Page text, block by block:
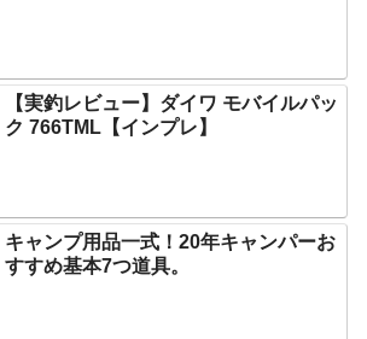
【実釣レビュー】ダイワ モバイルパッ
ク 766TML【インプレ】
キャンプ用品一式！20年キャンパーお
すすめ基本7つ道具。